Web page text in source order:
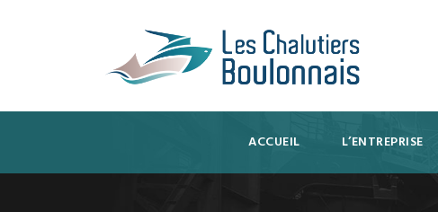
ACCUEIL L’ENTREPRISE